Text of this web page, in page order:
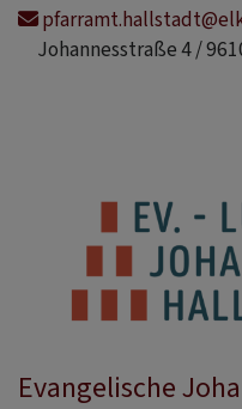
Direkt
Johannesstraße 4 /
Evangelische